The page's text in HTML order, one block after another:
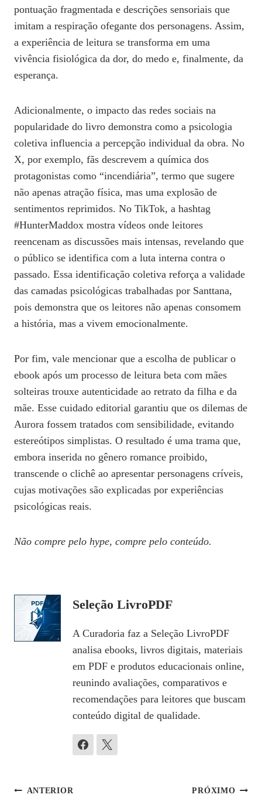
pontuação fragmentada e descrições sensoriais que
imitam a respiração ofegante dos personagens. Assim,
a experiência de leitura se transforma em uma
vivência fisiológica da dor, do medo e, finalmente, da
esperança.
Adicionalmente, o impacto das redes sociais na
popularidade do livro demonstra como a psicologia
coletiva influencia a percepção individual da obra. No
X, por exemplo, fãs descrevem a química dos
protagonistas como “incendiária”, termo que sugere
não apenas atração física, mas uma explosão de
sentimentos reprimidos. No TikTok, a hashtag
#HunterMaddox mostra vídeos onde leitores
reencenam as discussões mais intensas, revelando que
o público se identifica com a luta interna contra o
passado. Essa identificação coletiva reforça a validade
das camadas psicológicas trabalhadas por Santtana,
pois demonstra que os leitores não apenas consomem
a história, mas a vivem emocionalmente.
Por fim, vale mencionar que a escolha de publicar o
ebook após um processo de leitura beta com mães
solteiras trouxe autenticidade ao retrato da filha e da
mãe. Esse cuidado editorial garantiu que os dilemas de
Aurora fossem tratados com sensibilidade, evitando
estereótipos simplistas. O resultado é uma trama que,
embora inserida no gênero romance proibido,
transcende o clichê ao apresentar personagens críveis,
cujas motivações são explicadas por experiências
psicológicas reais.
Não compre pelo hype, compre pelo conteúdo.
Seleção LivroPDF
A Curadoria faz a Seleção LivroPDF
analisa ebooks, livros digitais, materiais
em PDF e produtos educacionais online,
reunindo avaliações, comparativos e
recomendações para leitores que buscam
conteúdo digital de qualidade.
Navegação
ANTERIOR PRÓXIMO